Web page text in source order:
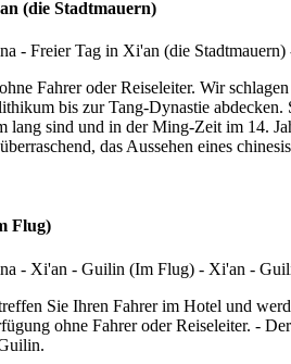
(die Stadtmauern)
Fahrer oder Reiseleiter. Wir
bis zur Tang-Dynastie abdecken.
lang sind und in der Ming-Zeit im 14.
das Aussehen eines
Flug)
Sie Ihren Fahrer im Hotel und
ohne Fahrer oder Reiseleiter. -